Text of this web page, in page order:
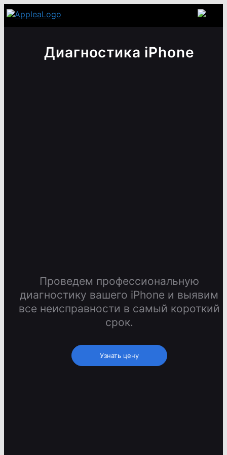
Диагностика iPhone
Проведем профессиональную
диагностику вашего iPhone и выявим
все неисправности в самый короткий
срок.
Узнать цену